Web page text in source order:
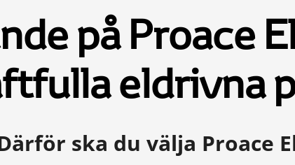
på Proace
eldrivna
ska du välja Proace